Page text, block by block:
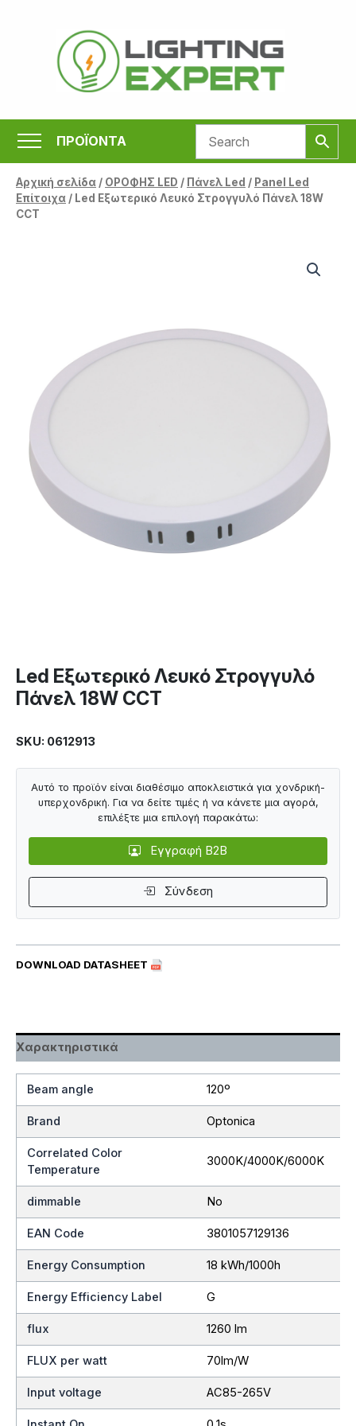
περιεχόμενο
ΠΡΟΪΟΝΤΑ
Αρχική σελίδα/ ΟΡΟΦΗΣ LED / Πάνελ Led / Panel Led
Επίτοιχα/ Led Εξωτερικό Λευκό Στρογγυλό Πάνελ 18W
CCT
Led Εξωτερικό Λευκό Στρογγυλό
Πάνελ 18W CCT
SKU: 0612913
DOWNLOAD DATASHEET
Αυτό το προϊόν είναι διαθέσιμο αποκλειστικά για χονδρική-
υπερχονδρική. Για να δείτε τιμές ή να κάνετε μια αγορά,
επιλέξτε μια επιλογή παρακάτω:
Εγγραφή B2B
Σύνδεση
Χαρακτηριστικά
Beam angle 120º
Brand Optonica
Correlated Color
Temperature
3000K/4000K/6000K
dimmable No
EAN Code 3801057129136
Energy Consumption 18 kWh/1000h
Energy Efficiency Label G
flux 1260 lm
FLUX per watt 70lm/W
Input voltage AC85-265V